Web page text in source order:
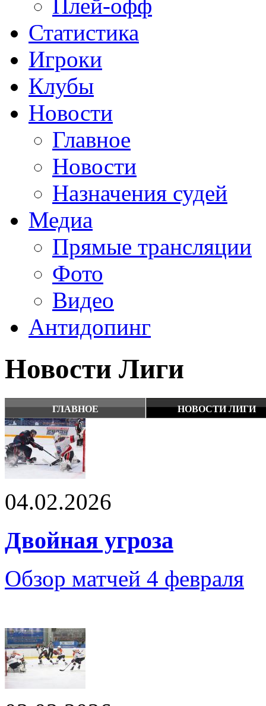
Плей-офф
Статистика
Игроки
Клубы
Новости
Главное
Новости
Назначения судей
Медиа
Прямые трансляции
Фото
Видео
Антидопинг
Новости Лиги
ГЛАВНОЕ НОВОСТИ ЛИГИ
04.02.2026
Двойная угроза
Обзор матчей 4 февраля